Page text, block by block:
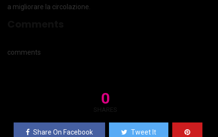
a migliorare la circolazione.
comments
0
SHARES
Share On Facebook Tweet It